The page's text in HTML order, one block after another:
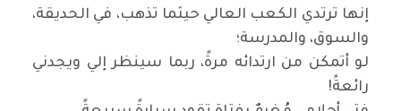
إنها ترتدي الكعب العالي حيثما تذهب، في الحديقة،
والسوق، والمدرسة؛
لو أتمكن من ارتدائه مرةً، ربما سينظر إلي ويجدني
رائعةً!